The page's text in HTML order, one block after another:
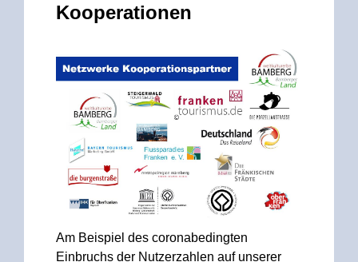
Kooperationen
Am Beispiel des coronabedingten
Einbruchs der Nutzerzahlen auf unserer